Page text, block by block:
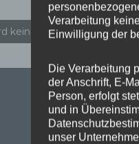
keine gute Idee
Wichtige
Verarbeitung
Einwilligung der
Die Verarbeitung
der Anschrift, E-
Person, erfolgt
und in
unser